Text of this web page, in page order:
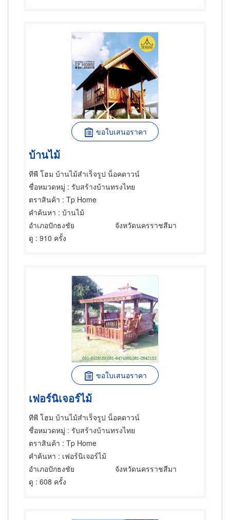
ขอใบเสนอราคา
บ้านไม้
ทีพี โฮม บ้านไม้สำเร็จรูป น็อคดาวน์
ชื่อหมวดหมู่ : รับสร้างบ้านทรงไทย
ตราสินค้า : Tp Home
คำค้นหา : บ้านไม้
อำเภอปักธงชัย
จังหวัดนครราชสีมา
ดู : 910 ครั้ง
ขอใบเสนอราคา
เฟอร์นิเจอร์ไม้
ทีพี โฮม บ้านไม้สำเร็จรูป น็อคดาวน์
ชื่อหมวดหมู่ : รับสร้างบ้านทรงไทย
ตราสินค้า : Tp Home
คำค้นหา : เฟอร์นิเจอร์ไม้
อำเภอปักธงชัย
จังหวัดนครราชสีมา
ดู : 608 ครั้ง